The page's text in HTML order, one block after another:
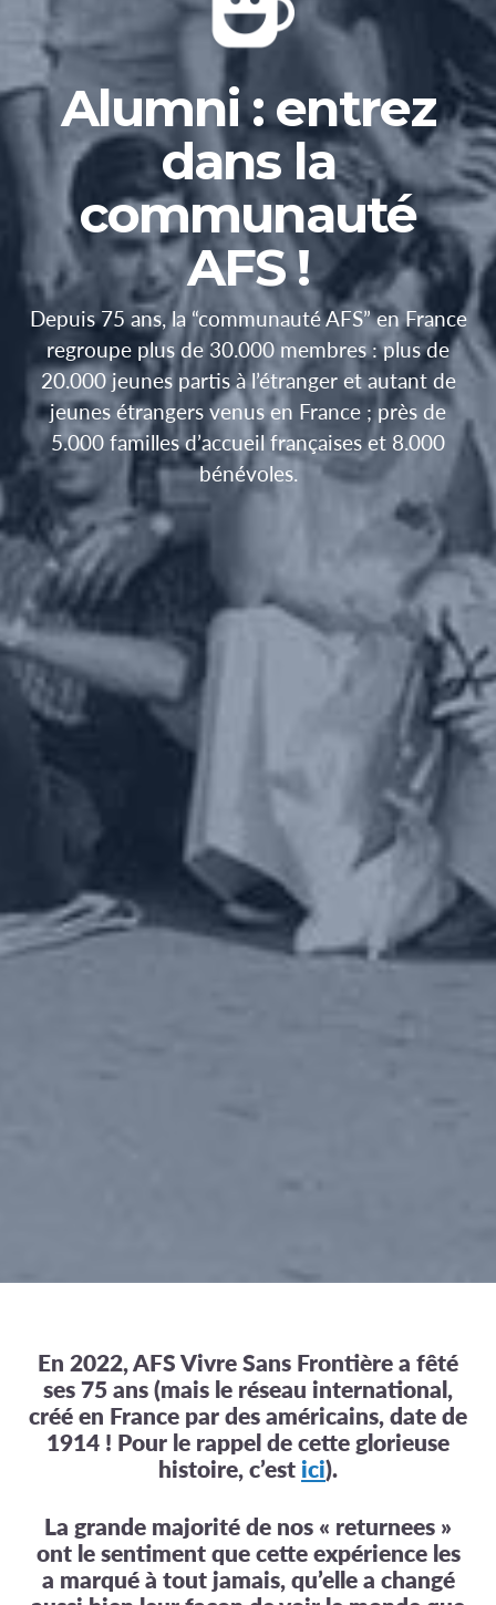
Alumni : entrez
dans la
communauté
AFS !
Depuis 75 ans, la “communauté AFS” en France
regroupe plus de 30.000 membres : plus de
20.000 jeunes partis à l’étranger et autant de
jeunes étrangers venus en France ; près de
5.000 familles d’accueil françaises et 8.000
bénévoles.
En 2022, AFS Vivre Sans Frontière a fêté
ses 75 ans (mais le réseau international,
créé en France par des américains, date de
1914 ! Pour le rappel de cette glorieuse
histoire, c’est ici).
La grande majorité de nos « returnees »
ont le sentiment que cette expérience les
a marqué à tout jamais, qu’elle a changé